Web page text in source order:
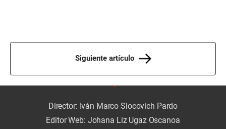
Siguiente artículo
Director: Iván Marco Slocovich Pardo
Editor Web: Johana Liz Ugaz Oscanoa